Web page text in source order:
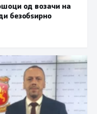
од возачи на
безобѕирно